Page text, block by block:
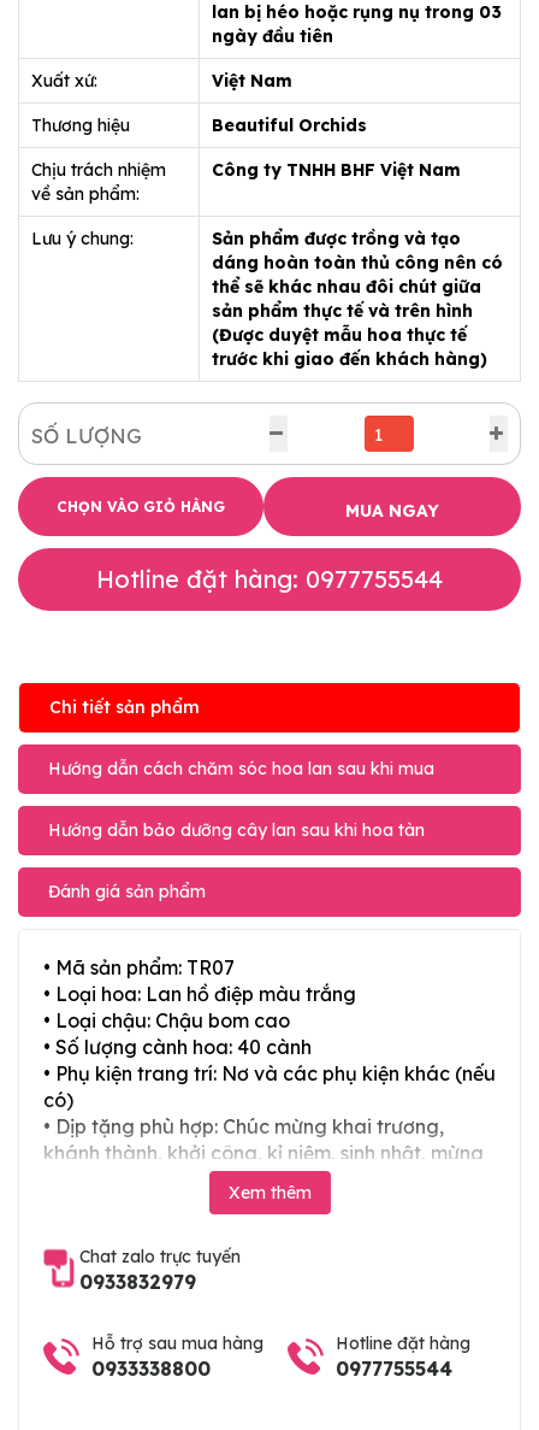
lan bị héo hoặc rụng nụ trong 03
ngày đầu tiên
Xuất xứ: Việt Nam
Thương hiệu Beautiful Orchids
Chịu trách nhiệm
về sản phẩm:
Công ty TNHH BHF Việt Nam
Lưu ý chung:
Sản phẩm được trồng và tạo
dáng hoàn toàn thủ công nên có
thể sẽ khác nhau đôi chút giữa
sản phẩm thực tế và trên hình
(Được duyệt mẫu hoa thực tế
trước khi giao đến khách hàng)
SỐ LƯỢNG
CHỌN VÀO GIỎ HÀNG MUA NGAY
Hotline đặt hàng: 0977755544
Chi tiết sản phẩm
Hướng dẫn cách chăm sóc hoa lan sau khi mua
Hướng dẫn bảo dưỡng cây lan sau khi hoa tàn
Đánh giá sản phẩm
• Mã sản phẩm: TR07
• Loại hoa: Lan hồ điệp màu trắng
• Loại chậu: Chậu bom cao
• Số lượng cành hoa: 40 cành
• Phụ kiện trang trí: Nơ và các phụ kiện khác (nếu
có)
• Dịp tặng phù hợp: Chúc mừng khai trương,
khánh thành, khởi công, kỉ niệm, sinh nhật, mừng
thọ, mừng cưới, tân gia và các ngày lễ tết trong
năm. Hoặc làm chậu hoa lan chia buồn, hoa lan
Xem thêm
Chat zalo trực tuyến
0933832979
Hỗ trợ sau mua hàng
0933338800
Hotline đặt hàng
0977755544